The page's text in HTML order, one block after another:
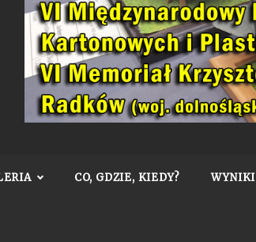
CO, GDZIE, KIEDY? WYNIKI